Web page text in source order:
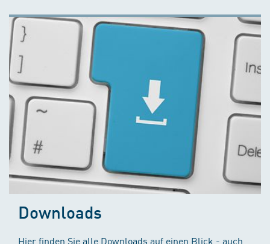
Downloads
Hier finden Sie alle Downloads auf einen Blick - auch